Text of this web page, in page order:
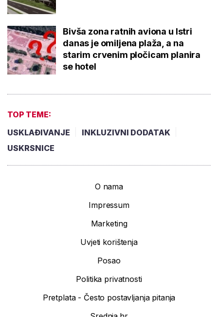
Bivša zona ratnih aviona u Istri
danas je omiljena plaža, a na
starim crvenim pločicam planira
se hotel
TOP TEME:
USKLAĐIVANJE
INKLUZIVNI DODATAK
USKRSNICE
O nama
Impressum
Marketing
Uvjeti korištenja
Posao
Politika privatnosti
Pretplata - Često postavljanja pitanja